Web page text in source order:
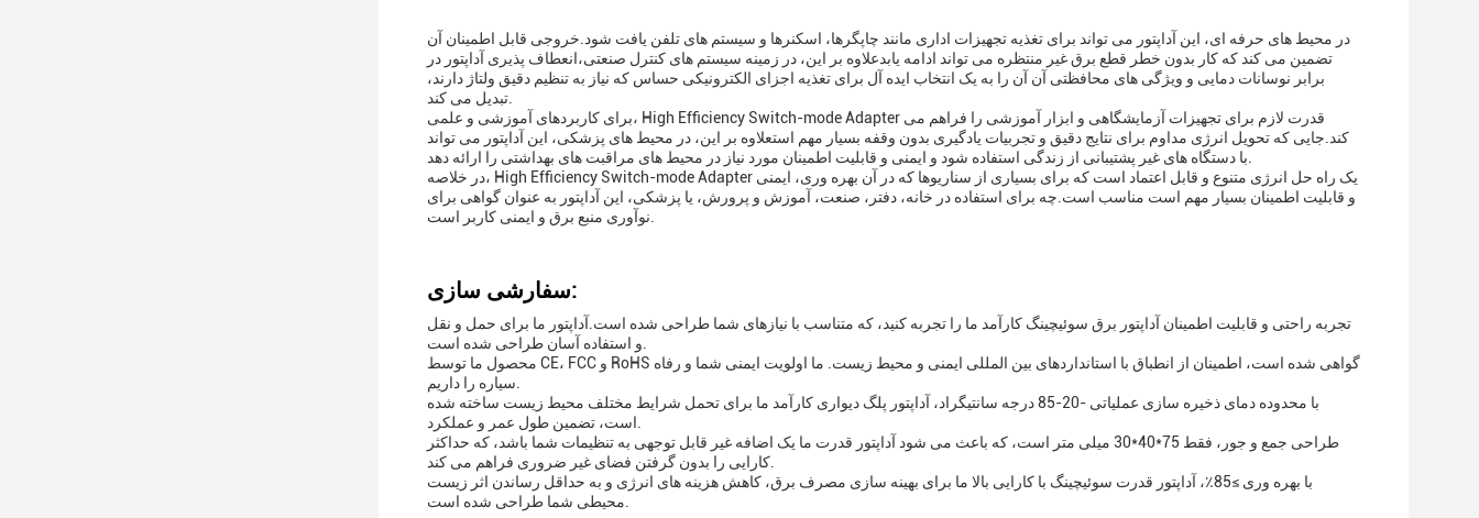
در محیط های حرفه ای، این آداپتور می تواند برای تغذیه تجهیزات اداری مانند چاپگرها، اسکنرها و سیستم های تلفن یافت شود.خروجی قابل اطمینان آن
تضمین می کند که کار بدون خطر قطع برق غیر منتظره می تواند ادامه یابدعلاوه بر این، در زمینه سیستم های کنترل صنعتی،انعطاف پذیری آداپتور در
برابر نوسانات دمایی و ویژگی های محافظتی آن آن را به یک انتخاب ایده آل برای تغذیه اجزای الکترونیکی حساس که نیاز به تنظیم دقیق ولتاژ دارند،
برای کاربردهای آموزشی و علمی، High Efficiency Switch-mode Adapter قدرت لازم برای تجهیزات آزمایشگاهی و ابزار آموزشی را فراهم می
کند.جایی که تحویل انرژی مداوم برای نتایج دقیق و تجربیات یادگیری بدون وقفه بسیار مهم استعلاوه بر این، در محیط های پزشکی، این آداپتور می تواند
در خلاصه، High Efficiency Switch-mode Adapter یک راه حل انرژی متنوع و قابل اعتماد است که برای بسیاری از سناریوها که در آن بهره وری، ایمنی
و قابلیت اطمینان بسیار مهم است مناسب است.چه برای استفاده در خانه، دفتر، صنعت، آموزش و پرورش، یا پزشکی، این آداپتور به عنوان گواهی برای
سفارشی سازی:
تجربه راحتی و قابلیت اطمینان آداپتور برق سوئیچینگ کارآمد ما را تجربه کنید، که متناسب با نیازهای شما طراحی شده است.آداپتور ما برای حمل و نقل
محصول ما توسط CE، FCC و RoHS گواهی شده است، اطمینان از انطباق با استانداردهای بین المللی ایمنی و محیط زیست. ما اولویت ایمنی شما و رفاه
با محدوده دمای ذخیره سازی عملیاتی -20-85 درجه سانتیگراد، آداپتور پلگ دیواری کارآمد ما برای تحمل شرایط مختلف محیط زیست ساخته شده
طراحی جمع و جور، فقط 75*40*30 میلی متر است، که باعث می شود آداپتور قدرت ما یک اضافه غیر قابل توجهی به تنظیمات شما باشد، که حداکثر
با بهره وری ≥85٪، آداپتور قدرت سوئیچینگ با کارایی بالا ما برای بهینه سازی مصرف برق، کاهش هزینه های انرژی و به حداقل رساندن اثر زیست